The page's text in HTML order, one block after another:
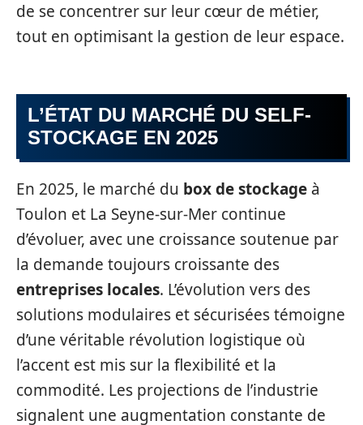
de se concentrer sur leur cœur de métier,
tout en optimisant la gestion de leur espace.
L’ÉTAT DU MARCHÉ DU SELF-
STOCKAGE EN 2025
En 2025, le marché du box de stockage à
Toulon et La Seyne-sur-Mer continue
d’évoluer, avec une croissance soutenue par
la demande toujours croissante des
entreprises locales. L’évolution vers des
solutions modulaires et sécurisées témoigne
d’une véritable révolution logistique où
l’accent est mis sur la flexibilité et la
commodité. Les projections de l’industrie
signalent une augmentation constante de